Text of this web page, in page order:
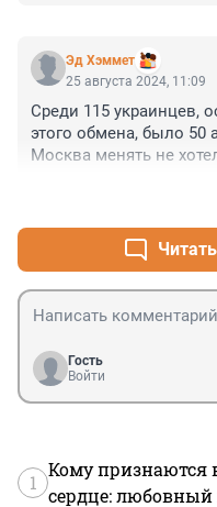
территориальную
сдаваться в плен.Во
СССР,когда принимал
в 1941 год,всё читал и
Эд Хэммет
25 августа 2024, 11:09
Среди 115 украинцев,
этого обмена, было 50
Москва менять не
Гость
Войти
1
Кому признаются
сердце: любовный